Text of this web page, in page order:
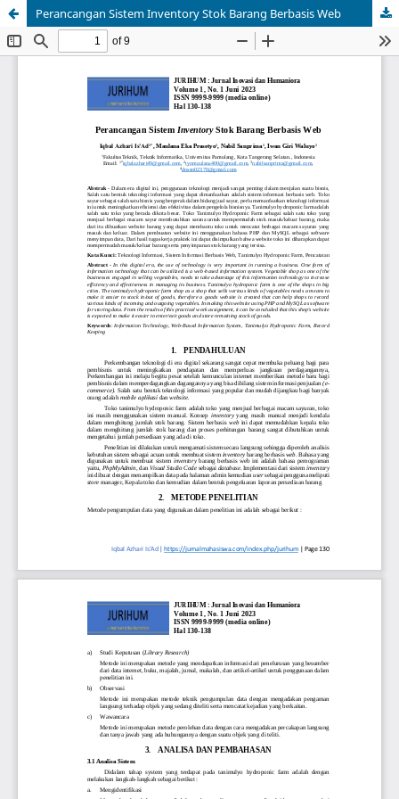
Perancangan Sistem Inventory Stok Barang Berbasis Web